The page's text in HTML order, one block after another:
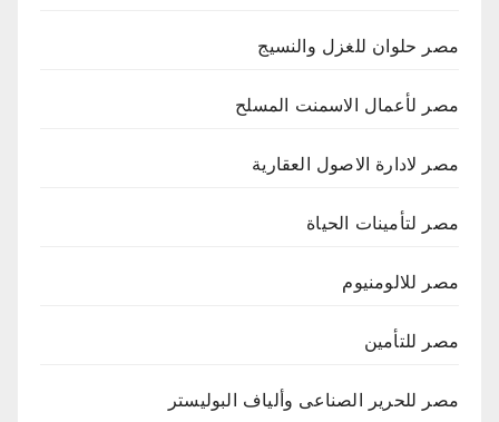
مصر حلوان للغزل والنسيج
مصر لأعمال الاسمنت المسلح
مصر لادارة الاصول العقارية
مصر لتأمينات الحياة
مصر للالومنيوم
مصر للتأمين
مصر للحرير الصناعى وألياف البوليستر